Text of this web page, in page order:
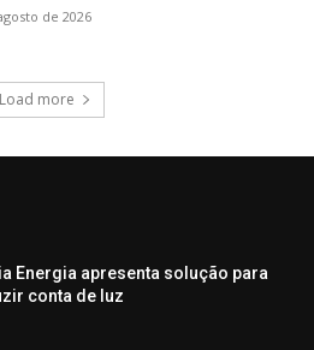
de 2026
Load more
Energia apresenta solução para
conta de luz